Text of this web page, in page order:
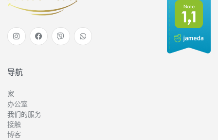
导航
家
办公室
我们的服务
接触
博客